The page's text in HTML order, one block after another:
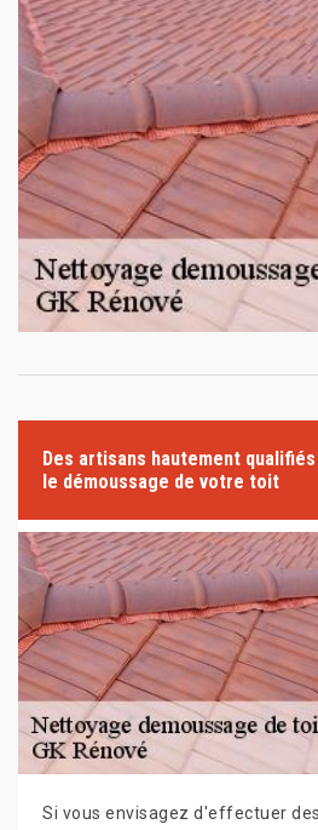
Des artisans hautement
le démoussage de votre toit
Si vous envisagez d'effectuer